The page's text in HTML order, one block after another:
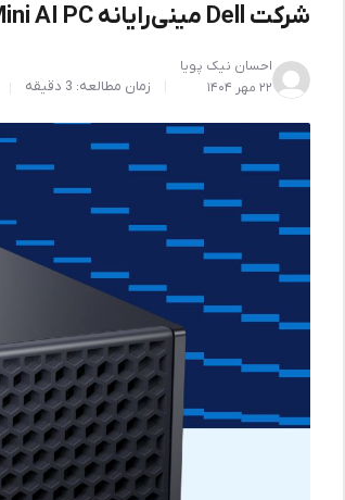
شرکت Dell مینی‌رایانه Dell Pro Max Mini AI PC را عرضه کرد
احسان نیک پویا
۲۲ مهر ۱۴۰۴
زمان مطالعه: 3 دقیقه